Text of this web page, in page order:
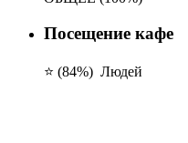
Посещение кафе
⭐ (84%) Людей